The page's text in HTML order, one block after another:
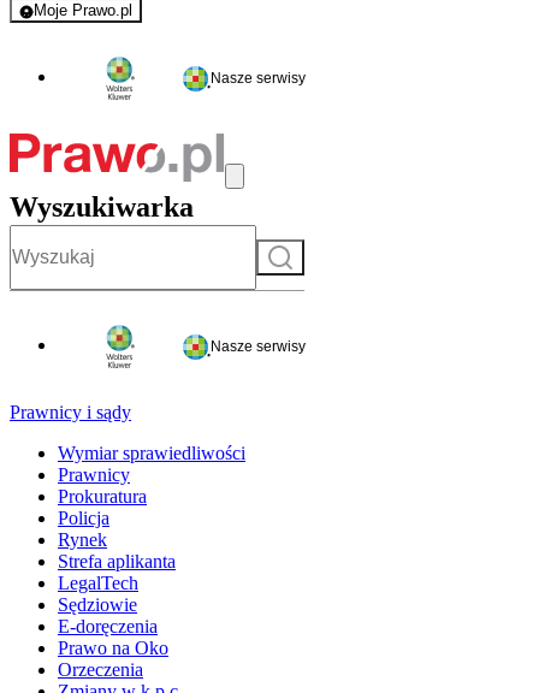
Moje Prawo.pl
- rejestracja i logowanie do serwisu
Nasze serwisy
Wyszukiwarka
Szukaj
Nasze serwisy
Prawnicy i sądy
Wymiar sprawiedliwości
Prawnicy
Prokuratura
Policja
Rynek
Strefa aplikanta
LegalTech
Sędziowie
E-doręczenia
Prawo na Oko
Orzeczenia